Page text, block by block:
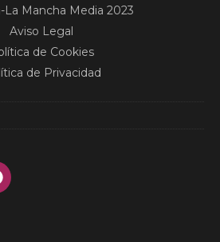
La Mancha Media 2023
Aviso Legal
de Cookies
de Privacidad